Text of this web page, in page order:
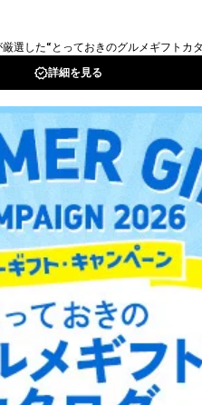
者に提供することはあり
きます。
保護のために必要がある
を得ることが困難であると
って、本人の同意を得るこ
団体またはその委託を受け
遂行することに対して協力
て、本人の同意を得ること
障を及ぼすおそれがあると
するために守秘義務を結ん
て個人情報の取扱いを委
に必要な範囲で委託・提
することがあります。
には以下のような企業です
ート支援会社 、クレジッ
代行・料金回収会社、広
読み放題！
FOR IOS
FOR ANDROID
こちら
内
採用情報
お問い合わせ
法に基づく表示
出版社の皆様へ
サイトマップ